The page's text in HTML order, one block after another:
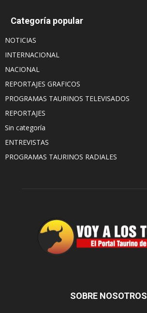
Categoría popular
NOTICIAS
INTERNACIONAL
NACIONAL
REPORTAJES GRAFICOS
PROGRAMAS TAURINOS TELEVISADOS
REPORTAJES
Sin categoría
ENTREVISTAS
PROGRAMAS TAURINOS RADIALES
SOBRE NOSOTROS